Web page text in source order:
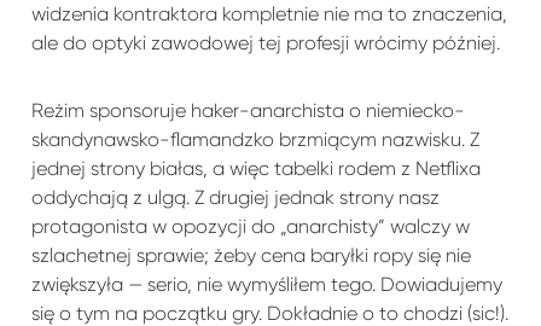
widzenia kontraktora kompletnie nie ma to znaczenia,
ale do optyki zawodowej tej profesji wrócimy później.
Reżim sponsoruje haker-anarchista o niemiecko-
skandynawsko-flamandzko brzmiącym nazwisku. Z
jednej strony białas, a więc tabelki rodem z Netflixa
oddychają z ulgą. Z drugiej jednak strony nasz
protagonista w opozycji do „anarchisty” walczy w
szlachetnej sprawie; żeby cena baryłki ropy się nie
zwiększyła — serio, nie wymyśliłem tego. Dowiadujemy
się o tym na początku gry. Dokładnie o to chodzi (sic!).